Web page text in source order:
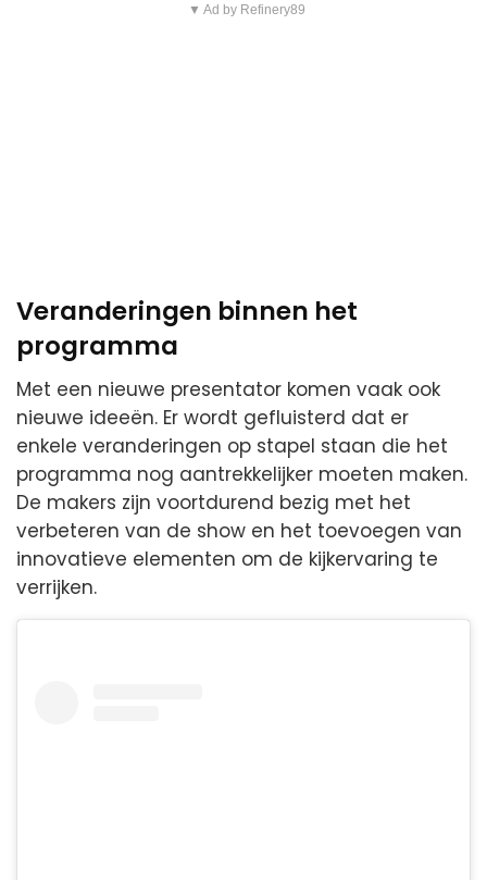
▼ Ad by Refinery89
Veranderingen binnen het
programma
Met een nieuwe presentator komen vaak ook
nieuwe ideeën. Er wordt gefluisterd dat er
enkele veranderingen op stapel staan die het
programma nog aantrekkelijker moeten maken.
De makers zijn voortdurend bezig met het
verbeteren van de show en het toevoegen van
innovatieve elementen om de kijkervaring te
verrijken.